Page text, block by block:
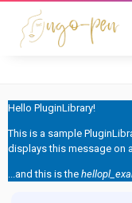
Hello PluginLibrary!
This is a sample
displays this message on
...and this is the